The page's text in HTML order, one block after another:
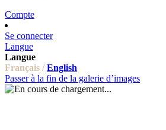
Compte
Se connecter
Langue
Langue
Français / English
Passer à la fin de la galerie d’images